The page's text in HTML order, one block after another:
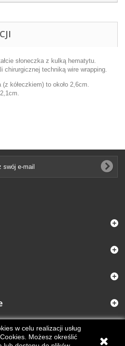
słoneczka z kulką hematytu.
chirurgicznej techniką wire wrapping.
(z kółeczkiem) to około 2,6cm.
w celu realizacji usług
Możesz określić